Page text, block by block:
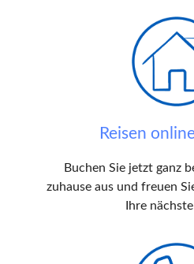
Reisen
Buchen Sie jetzt ganz
zuhause aus und freuen
Ihre